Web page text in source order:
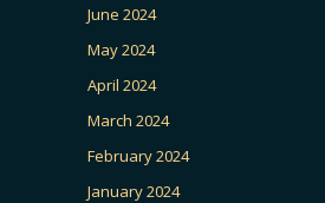
June 2024
May 2024
April 2024
March 2024
February 2024
January 2024